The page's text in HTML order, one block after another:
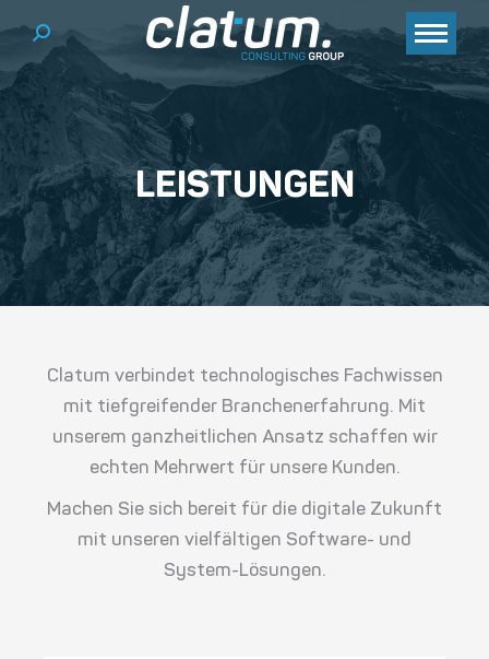
Search:
LEISTUNGEN
Sie befinden sich hier:
Clatum verbindet technologisches Fachwissen
mit tiefgreifender Branchenerfahrung. Mit
unserem ganzheitlichen Ansatz schaffen wir
echten Mehrwert für unsere Kunden.
Machen Sie sich bereit für die digitale Zukunft
mit unseren vielfältigen Software- und
System-Lösungen.